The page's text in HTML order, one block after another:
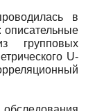
в
описательные
групповых
U-